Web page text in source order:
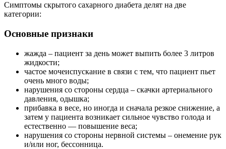
Симптомы скрытого сахарного диабета делят на две
категории:
Основные признаки
жажда – пациент за день может выпить более 3 литров
жидкости;
частое мочеиспускание в связи с тем, что пациент пьет
очень много воды;
нарушения со стороны сердца – скачки артериального
давления, одышка;
прибавка в весе, но иногда и сначала резкое снижение, а
затем у пациента возникает сильное чувство голода и
естественно — повышение веса;
нарушения со стороны нервной системы – онемение рук
и/или ног, бессонница.